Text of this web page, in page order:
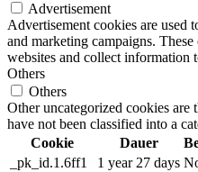
Advertisement
Advertisement cookies are used
and marketing campaigns.
websites and collect information
Others
Others
Other uncategorized cookies are
have not been classified into a
Cookie
Dauer
_pk_id.1.6ff1
1 year 27 days